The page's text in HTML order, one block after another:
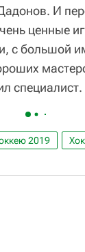
И
ценные
с большой
специалист.
2019